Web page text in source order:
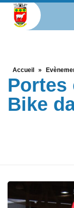
Accueil »
Portes
Bike